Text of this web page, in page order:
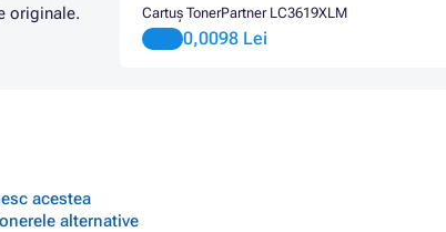
originale.
Cartuș TonerPartner LC3619XLM
0,0098 Lei
acestea
alternative